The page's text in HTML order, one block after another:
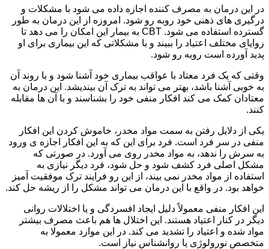
در این درمان به مصرف کننده اجازه داده می شود با مشکلات و
درگیری های ذهنی خود روبه رو شود. امروزه از این درمان به طور
گسترده استفاده می شود. CBT به بیمار این امکان را می دهد تا
زوایای مختلف اعتیاد را ببیند و با مشکلاتی که این بیماری برای او
پدید آورده است روبه رو شود.
وقتی که یک فرد معتاد با عواقب بیماری خود آشنا شود و با روند آن
به خوبی آشنا باشد، بهتر می تواند به ترک آن بیندیشد. این درمان به
معتادان کمک می کند افکار منفی خود را بشناسند و با آن ها مقابله
کنند.
یکی از دلایل رفتن به سمت مواد مخدر، خاموش کردن این افکار
منفی در سر فرد است. فرد برای این که به این افکار اجازه ی ورود
به سرش را ندهد، به مواد مخدر روی می آورد. در صورتی که
مشکل اصلی فرد کشف شود و حل شود، فرد دیگر نیازی به
استفاده از مواد مخدر نمی بیند، از این رو فرایند ترک موفقیت آمیز
خواهد بود. در واقع با این درمان می تواند مشکل را از ریشه حل کند.
این افکار منفی معمولاً دلیل ایجاد افسردگی و یا اختلالات روانی
دیگر در کنار اعتیاد هستند. این اختلال ها هم باعث مصرف بیشتر
مواد شده و اعتیاد را تشدید می کند. در این موارد معمولا به
متخصص نورولوژی یا روانشناس نیاز است.